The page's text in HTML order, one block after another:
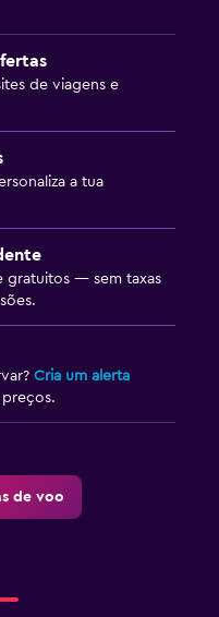
de viagens e
a tua
gratuitos — sem taxas
Cria um alerta
preços.
de voo